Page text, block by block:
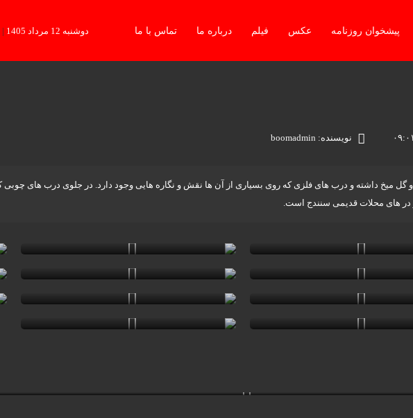
پیشخوان روزنامه عکس فیلم درباره ما تماس با ما دوشنبه 12 مرداد 1405 |
نویسنده: boomadmin
گل میخ داشته و درب های فلزی که روی بسیاری از آن ها نقش و نگاره هایی وجود دارد. در جلوی درب های
در های محلات قدیمی سنندج است.